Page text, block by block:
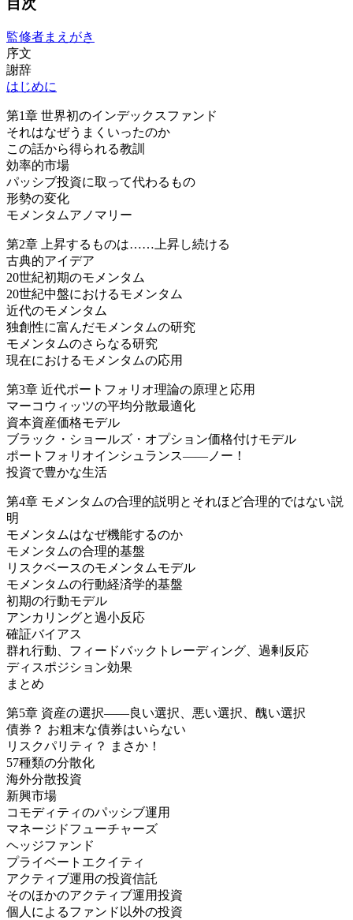
目次
監修者まえがき
序文
謝辞
はじめに
第1章 世界初のインデックスファンド
それはなぜうまくいったのか
この話から得られる教訓
効率的市場
パッシブ投資に取って代わるもの
形勢の変化
モメンタムアノマリー
第2章 上昇するものは……上昇し続ける
古典的アイデア
20世紀初期のモメンタム
20世紀中盤におけるモメンタム
近代のモメンタム
独創性に富んだモメンタムの研究
モメンタムのさらなる研究
現在におけるモメンタムの応用
第3章 近代ポートフォリオ理論の原理と応用
マーコウィッツの平均分散最適化
資本資産価格モデル
ブラック・ショールズ・オプション価格付けモデル
ポートフォリオインシュランス――ノー！
投資で豊かな生活
第4章 モメンタムの合理的説明とそれほど合理的ではない説
明
モメンタムはなぜ機能するのか
モメンタムの合理的基盤
リスクベースのモメンタムモデル
モメンタムの行動経済学的基盤
初期の行動モデル
アンカリングと過小反応
確証バイアス
群れ行動、フィードバックトレーディング、過剰反応
ディスポジション効果
まとめ
第5章 資産の選択――良い選択、悪い選択、醜い選択
債券？ お粗末な債券はいらない
リスクパリティ？ まさか！
57種類の分散化
海外分散投資
新興市場
コモディティのパッシブ運用
マネージドフューチャーズ
ヘッジファンド
プライベートエクイティ
アクティブ運用の投資信託
そのほかのアクティブ運用投資
個人によるファンド以外の投資